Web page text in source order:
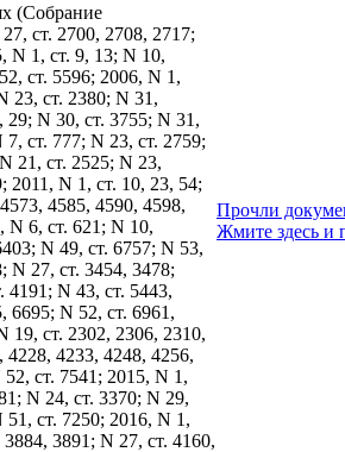
(Собрание
ст. 2700, 2708, 2717;
N 1, ст. 9, 13; N 10,
ст. 5596; 2006, N 1,
23, ст. 2380; N 31,
29; N 30, ст. 3755; N 31,
ст. 777; N 23, ст. 2759;
21, ст. 2525; N 23,
2011, N 1, ст. 10, 23, 54;
4585, 4590, 4598,
N 6, ст. 621; N 10,
N 49, ст. 6757; N 53,
N 27, ст. 3454, 3478;
4191; N 43, ст. 5443,
6695; N 52, ст. 6961,
19, ст. 2302, 2306, 2310,
4228, 4233, 4248, 4256,
ст. 7541; 2015, N 1,
N 24, ст. 3370; N 29,
51, ст. 7250; 2016, N 1,
3891; N 27, ст. 4160,
Прочли
Жмите здесь и